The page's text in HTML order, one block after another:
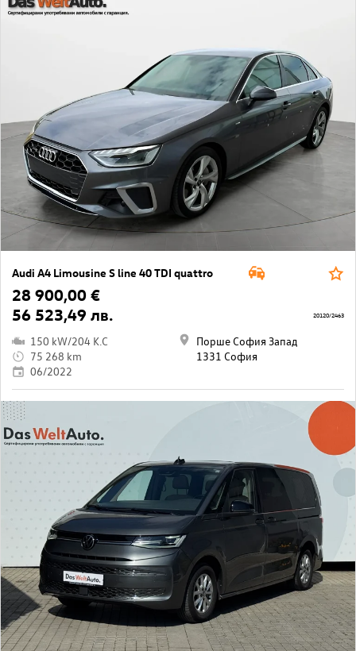
Audi A4 Limousine S line 40 TDI quattro
28 900,00 €
56 523,49 лв.
150 kW/204 K.C
75 268 km
06/2022
Порше София Запад
1331 София
20120/2463